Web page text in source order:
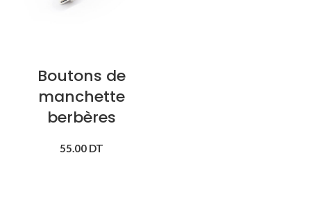
Boutons de
manchette
berbères
55.00 DT